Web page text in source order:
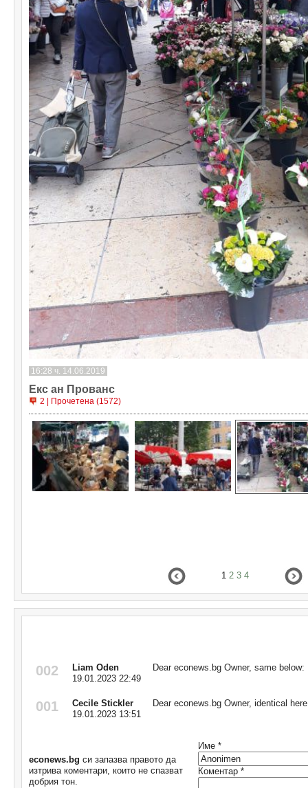
16:28 ч. 14.06.2019
Екс ан Прованс
2 | Прочетена (1572)
1 2 3 4
002
Liam Oden
19.01.2023 22:49
Dear econews.bg Owner, same below:
001
Cecile Stickler
19.01.2023 13:51
Dear econews.bg Owner, identical
econews.bg си запазва правото да
изтрива коментари, които не спазват
добрия тон.
Име *
Коментар *